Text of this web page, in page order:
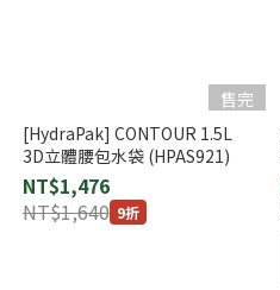
售完
[HydraPak] CONTOUR 1.5L
3D立體腰包水袋 (HPAS921)
NT$1,476
NT$1,640 9折